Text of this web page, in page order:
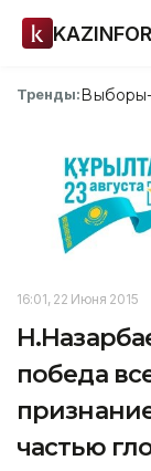
Тренды:
16:01, 22 Июня 2015
победа
частью